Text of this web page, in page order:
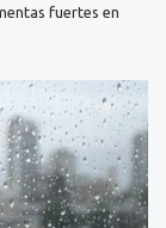
fuertes en